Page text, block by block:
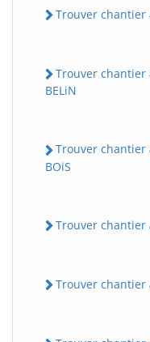
Trouver chantier
Trouver chantier
BELiN
Trouver chantier
BOiS
Trouver chantier
Trouver chantier